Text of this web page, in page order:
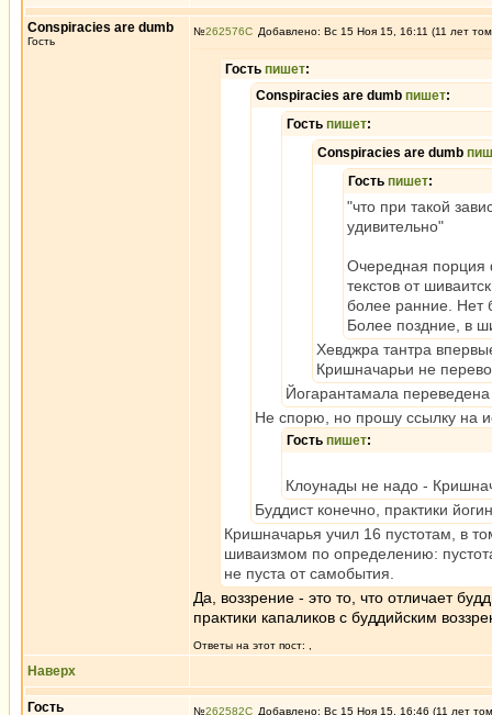
Conspiracies are dumb
Гость
№262576 Добавлено: Вс 15 Ноя 15, 16:11 (11 лет
Гость пишет:
Conspiracies are dumb пишет:
Гость пишет:
Conspiracies are dumb
Гость пишет:
"что при такой
удивительно"
Очередная порция
текстов от
более ранние. Нет
Более поздние, в
Хевджра тантра
Кришначарьи не
Йогарантамала
Не спорю, но прошу ссылку на
Гость пишет:
Клоунады не надо -
Буддист конечно, практики
Кришначарья учил 16 пустотам, в
шиваизмом по определению:
не пуста от самобытия.
Да, воззрение - это то, что отличает
практики капаликов с буддийским
Ответы на этот пост:
Наверх
Гость №262582 Добавлено: Вс 15 Ноя 15, 16:46 (11 лет